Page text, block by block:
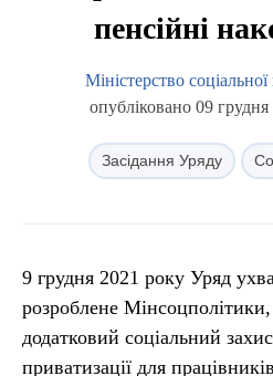
пенсійні
Міністерство
опубліковано 09
Засідання Уряду
9 грудня 2021 року Уряд
розроблене
додатковий соціальний
приватизації для